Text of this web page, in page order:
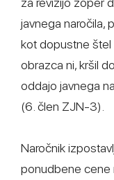
javnega naročila,
kot dopustne štel
obrazca ni, kršil
oddajo javnega
(6. člen ZJN-3).
Naročnik
ponudbene cene